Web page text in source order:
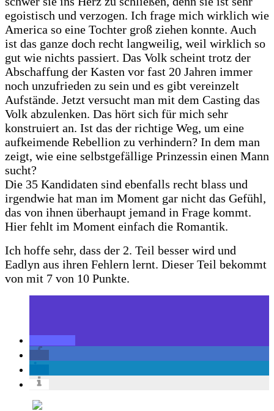
egoistisch und verzogen. Ich frage mich wirklich wie
America so eine Tochter groß ziehen konnte. Auch
ist das ganze doch recht langweilig, weil wirklich so
gut wie nichts passiert. Das Volk scheint trotz der
Abschaffung der Kasten vor fast 20 Jahren immer
noch unzufrieden zu sein und es gibt vereinzelt
Aufstände. Jetzt versucht man mit dem Casting das
Volk abzulenken. Das hört sich für mich sehr
konstruiert an. Ist das der richtige Weg, um eine
aufkeimende Rebellion zu verhindern? In dem man
zeigt, wie eine selbstgefällige Prinzessin einen Mann
sucht?
Die 35 Kandidaten sind ebenfalls recht blass und
irgendwie hat man im Moment gar nicht das Gefühl,
das von ihnen überhaupt jemand in Frage kommt.
Hier fehlt im Moment einfach die Romantik.
Ich hoffe sehr, dass der 2. Teil besser wird und
Eadlyn aus ihren Fehlern lernt. Dieser Teil bekommt
von mit 7 von 10 Punkte.